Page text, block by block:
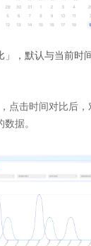
，默认与当前时
点击时间对比后
据。